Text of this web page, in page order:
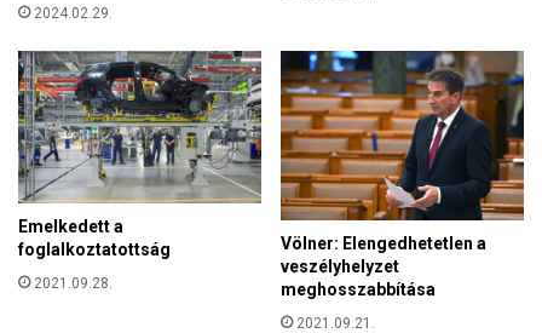
a
o
m
ú
k
2024.02.29.
Emelkedett a
foglalkoztatottság
2021.09.28.
Völner: Elengedhetetlen a
veszélyhelyzet
meghosszabbítása
2021.09.21.